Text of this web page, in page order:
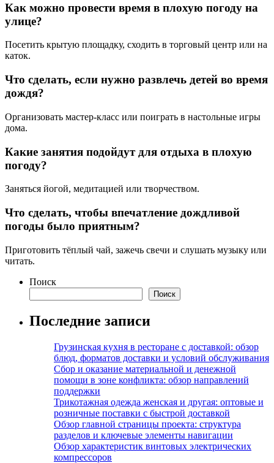
Как можно провести время в плохую погоду на
улице?
Посетить крытую площадку, сходить в торговый центр или на
каток.
Что сделать, если нужно развлечь детей во время
дождя?
Организовать мастер-класс или поиграть в настольные игры
дома.
Какие занятия подойдут для отдыха в плохую
погоду?
Заняться йогой, медитацией или творчеством.
Что сделать, чтобы впечатление дождливой
погоды было приятным?
Приготовить тёплый чай, зажечь свечи и слушать музыку или
читать.
Поиск
Поиск
Последние записи
Грузинская кухня в ресторане с доставкой: обзор
блюд, форматов доставки и условий обслуживания
Сбор и оказание материальной и денежной
помощи в зоне конфликта: обзор направлений
поддержки
Трикотажная одежда женская и другая: оптовые и
розничные поставки с быстрой доставкой
Обзор главной страницы проекта: структура
разделов и ключевые элементы навигации
Обзор характеристик винтовых электрических
компрессоров